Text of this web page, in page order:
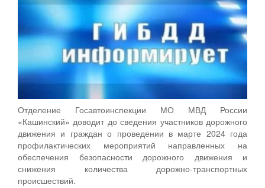
Отделение Госавтоинспекции МО МВД России
«Кашинский» доводит до сведения участников дорожного
движения и граждан о проведении в марте 2024 года
профилактических мероприятий направленных на
обеспечения безопасности дорожного движения и
снижения количества дорожно-транспортных
происшествий.